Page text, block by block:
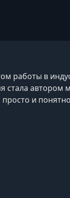
работы в
стала автором
и
уровня. Анна